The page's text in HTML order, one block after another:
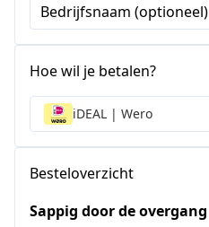
Bedrijfsnaam (optioneel)
Hoe wil je betalen?
iDEAL | Wero
Besteloverzicht
Sappig door de overgang